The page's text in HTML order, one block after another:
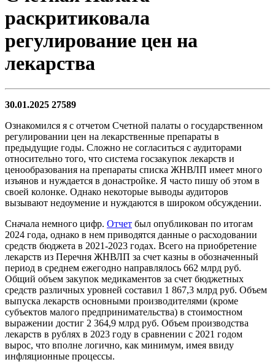
раскритиковала
регулирование цен на
лекарства
30.01.2025 27589
Ознакомился я с отчетом Счетной палаты о государственном
регулировании цен на лекарственные препараты в
предыдущие годы. Сложно не согласиться с аудиторами
относительно того, что система госзакупок лекарств и
ценообразования на препараты списка ЖНВЛП имеет много
изъянов и нуждается в донастройке. Я часто пишу об этом в
своей колонке. Однако некоторые выводы аудиторов
вызывают недоумение и нуждаются в широком обсуждении.
Сначала немного цифр. Отчет был опубликован по итогам
2024 года, однако в нем приводятся данные о расходовании
средств бюджета в 2021-2023 годах. Всего на приобретение
лекарств из Перечня ЖНВЛП за счет казны в обозначенный
период в среднем ежегодно направлялось 662 млрд руб.
Общий объем закупок медикаментов за счет бюджетных
средств различных уровней составил 1 867,3 млрд руб. Объем
выпуска лекарств основными производителями (кроме
субъектов малого предпринимательства) в стоимостном
выражении достиг 2 364,9 млрд руб. Объем производства
лекарств в рублях в 2023 году в сравнении с 2021 годом
вырос, что вполне логично, как минимум, имея ввиду
инфляционные процессы.